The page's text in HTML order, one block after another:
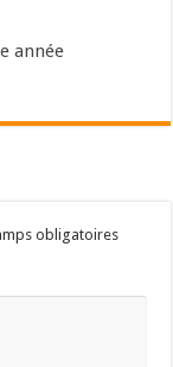
année
obligatoires